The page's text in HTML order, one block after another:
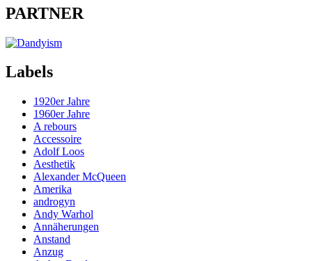
PARTNER
Labels
1920er Jahre
1960er Jahre
A rebours
Accessoire
Adolf Loos
Aesthetik
Alexander McQueen
Amerika
androgyn
Andy Warhol
Annäherungen
Anstand
Anzug